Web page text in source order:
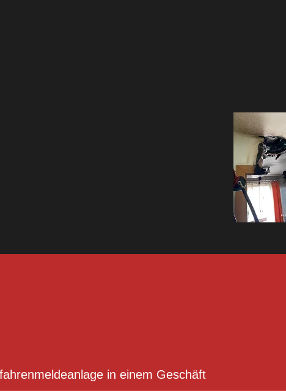
in einem Geschäft